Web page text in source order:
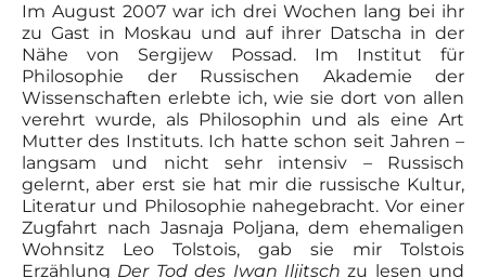
Im August 2007 war ich drei Wochen lang bei ihr
zu Gast in Moskau und auf ihrer Datscha in der
Nähe von Sergijew Possad. Im Institut für
Philosophie der Russischen Akademie der
Wissenschaften erlebte ich, wie sie dort von allen
verehrt wurde, als Philosophin und als eine Art
Mutter des Instituts. Ich hatte schon seit Jahren –
langsam und nicht sehr intensiv – Russisch
gelernt, aber erst sie hat mir die russische Kultur,
Literatur und Philosophie nahegebracht. Vor einer
Zugfahrt nach Jasnaja Poljana, dem ehemaligen
Wohnsitz Leo Tolstois, gab sie mir Tolstois
Erzählung Der Tod des Iwan Iljitsch zu lesen und